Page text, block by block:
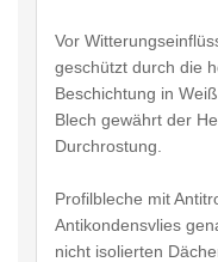
Vor
geschützt durch die
Beschichtung in
Blech gewährt der
Durchrostung.
Profilbleche mit
Antikondensvlies
nicht isolierten